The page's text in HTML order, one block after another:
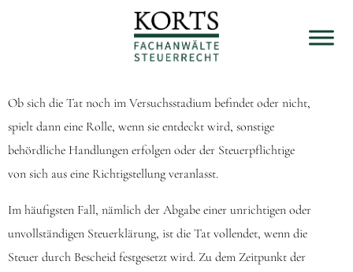
Ob sich die Tat noch im Versuchsstadium befindet oder nicht,
spielt dann eine Rolle, wenn sie entdeckt wird, sonstige
behördliche Handlungen erfolgen oder der Steuerpflichtige
von sich aus eine Richtigstellung veranlasst.
Im häufigsten Fall, nämlich der Abgabe einer unrichtigen oder
unvollständigen Steuerklärung, ist die Tat vollendet, wenn die
Steuer durch Bescheid festgesetzt wird. Zu dem Zeitpunkt der